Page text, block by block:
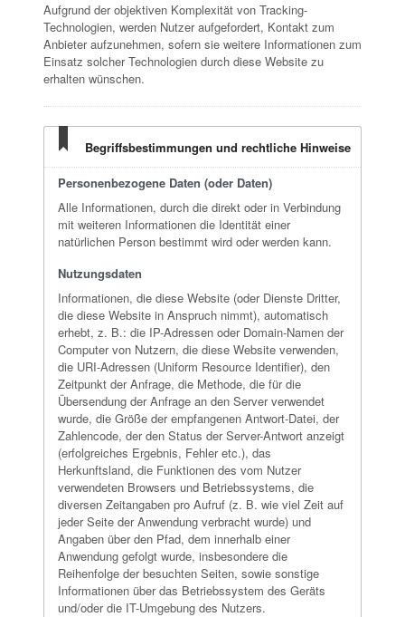
Aufgrund der objektiven Komplexität von Tracking-
Technologien, werden Nutzer aufgefordert, Kontakt zum
Anbieter aufzunehmen, sofern sie weitere Informationen zum
Einsatz solcher Technologien durch diese Website zu
erhalten wünschen.
Begriffsbestimmungen und rechtliche Hinweise
Personenbezogene Daten (oder Daten)
Alle Informationen, durch die direkt oder in Verbindung
mit weiteren Informationen die Identität einer
natürlichen Person bestimmt wird oder werden kann.
Nutzungsdaten
Informationen, die diese Website (oder Dienste Dritter,
die diese Website in Anspruch nimmt), automatisch
erhebt, z. B.: die IP-Adressen oder Domain-Namen der
Computer von Nutzern, die diese Website verwenden,
die URI-Adressen (Uniform Resource Identifier), den
Zeitpunkt der Anfrage, die Methode, die für die
Übersendung der Anfrage an den Server verwendet
wurde, die Größe der empfangenen Antwort-Datei, der
Zahlencode, der den Status der Server-Antwort anzeigt
(erfolgreiches Ergebnis, Fehler etc.), das
Herkunftsland, die Funktionen des vom Nutzer
verwendeten Browsers und Betriebssystems, die
diversen Zeitangaben pro Aufruf (z. B. wie viel Zeit auf
jeder Seite der Anwendung verbracht wurde) und
Angaben über den Pfad, dem innerhalb einer
Anwendung gefolgt wurde, insbesondere die
Reihenfolge der besuchten Seiten, sowie sonstige
Informationen über das Betriebssystem des Geräts
und/oder die IT-Umgebung des Nutzers.